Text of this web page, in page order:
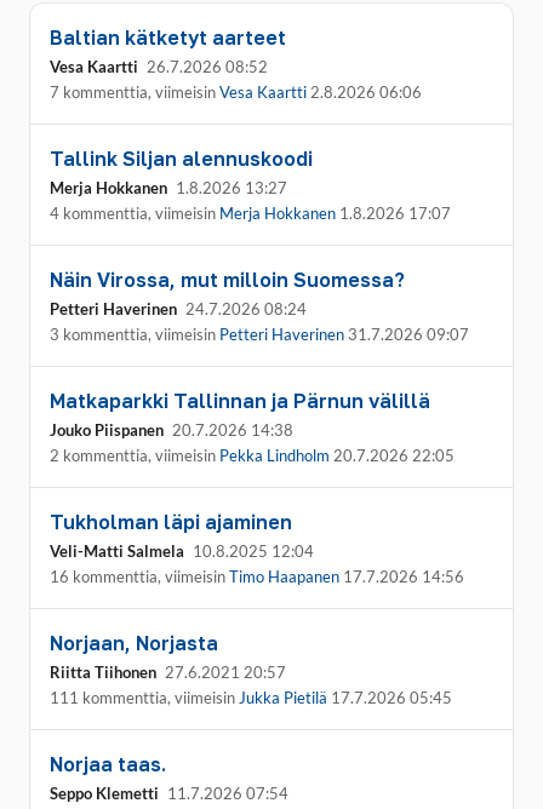
Baltian kätketyt aarteet
Vesa Kaartti 26.7.2026 08:52
7 kommenttia, viimeisinVesa Kaartti 2.8.2026 06:06
Tallink Siljan alennuskoodi
Merja Hokkanen 1.8.2026 13:27
4 kommenttia, viimeisin Merja Hokkanen 1.8.2026 17:07
Näin Virossa, mut milloin Suomessa?
Petteri Haverinen 24.7.2026 08:24
3 kommenttia, viimeisin Petteri Haverinen 31.7.2026 09:07
Matkaparkki Tallinnan ja Pärnun välillä
Jouko Piispanen 20.7.2026 14:38
2 kommenttia, viimeisin Pekka Lindholm 20.7.2026 22:05
Tukholman läpi ajaminen
Veli-Matti Salmela 10.8.2025 12:04
16 kommenttia, viimeisinTimo Haapanen 17.7.2026 14:56
Norjaan, Norjasta
Riitta Tiihonen 27.6.2021 20:57
111 kommenttia, viimeisin Jukka Pietilä 17.7.2026 05:45
Norjaa taas.
Seppo Klemetti 11.7.2026 07:54